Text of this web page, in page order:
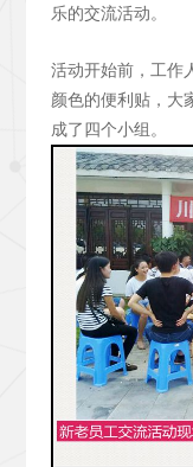
乐的交流活动。
活动开始前，工作
颜色的便利贴，大
成了四个小组。